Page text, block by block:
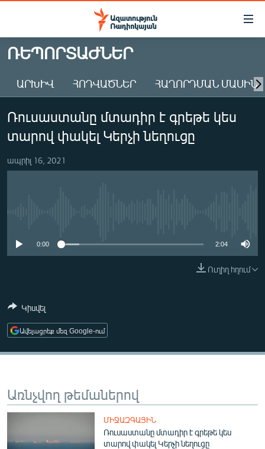
Մատչելիության
Անցնել
հիմնական
Անցնել
հիմնական
մենյուին
ԱԶԱՏՈՒԹՅՈՒՆ TV
ՀԱՅԱՍՏԱՆ
ԸՆՏՐՈՒԹՅՈՒՆՆԵՐ 2026
ԻՐԱՎՈՒՆՔ
ՀԱՍԱՐԱԿՈՒԹՅՈՒՆ
ՏԱՐԱԾԱՇՐՋԱՆ
ՄԵԿՆԱԲԱՆՈՒԹՅՈՒՆ
ԱՐԽԻՎ
ԲԱՆԱՎԵՃ
ՌԵՊՈՐՏԱԺՆԵՐ
ԱՐԽԻՎ ՀՈԴՎԱԾՆԵՐ ՀԱՂՈՐԴՄԱՆ ՄԱՍԻՆ
Ռուսաստանը մտադիր է գրեթե կես
տարով փակել Կերչի նեղուցը
ապրիլ 16, 2021
0:00 2:04
Ուղիղ հղում
Կիսվել
Ավելացրեք մեզ Google-ում
Առնչվող թեմաներով
ՄԻՋԱԶԳԱՅԻՆ
Ռուսաստանը մտադիր է գրեթե կես
տարով փակել Կերչի նեղուցը